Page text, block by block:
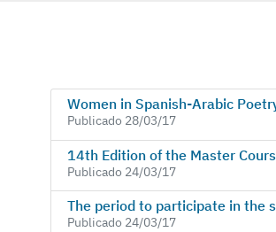
Publicado 28/03/17
Publicado 24/03/17
Publicado 24/03/17